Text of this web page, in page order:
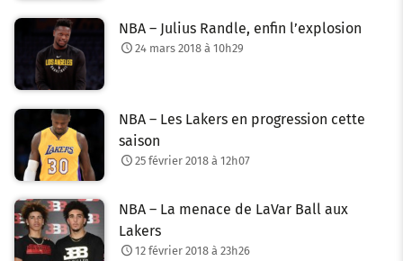
NBA – Julius Randle, enfin l’explosion
24 mars 2018 à 10h29
NBA – Les Lakers en progression cette
saison
25 février 2018 à 12h07
NBA – La menace de LaVar Ball aux
Lakers
12 février 2018 à 23h26